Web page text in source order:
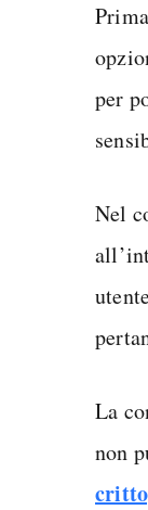
per
Nel
La
non